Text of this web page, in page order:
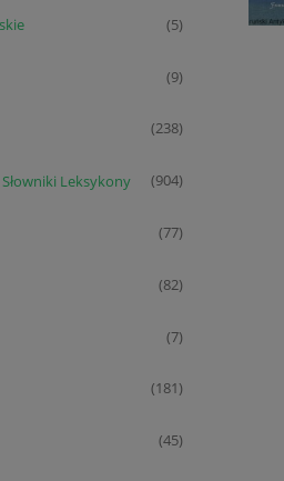
(5)
(9)
(238)
Leksykony (904)
(77)
(82)
(7)
(181)
(45)